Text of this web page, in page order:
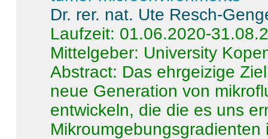
Dr. rer. nat. Ute Resch-
Laufzeit: 01.06.2020-
Mittelgeber: University
Abstract: Das ehrgeizige
neue Generation von
entwickeln, die die es uns
Mikroumgebungsgradienten